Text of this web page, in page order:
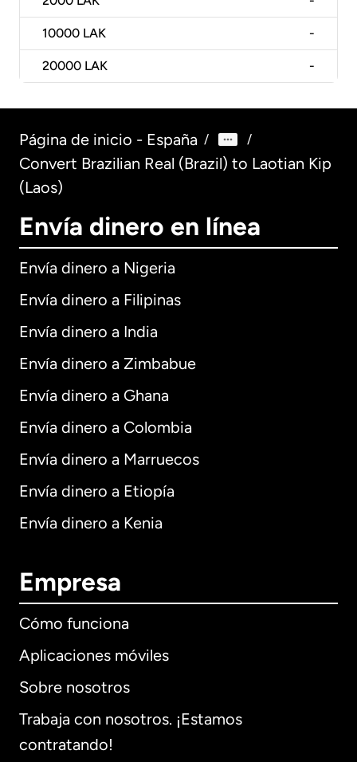
10000 LAK -
20000 LAK -
Página de inicio - España / /
Convert Brazilian Real (Brazil) to Laotian Kip
(Laos)
Envía dinero en línea
Envía dinero a Nigeria
Envía dinero a Filipinas
Envía dinero a India
Envía dinero a Zimbabue
Envía dinero a Ghana
Envía dinero a Colombia
Envía dinero a Marruecos
Envía dinero a Etiopía
Envía dinero a Kenia
Empresa
Cómo funciona
Aplicaciones móviles
Sobre nosotros
Trabaja con nosotros. ¡Estamos
contratando!